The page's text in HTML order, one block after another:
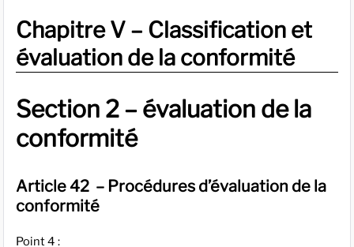
Chapitre V – Classification et
évaluation de la conformité
Section 2 – évaluation de la
conformité
Article 42 – Procédures d’évaluation de la
conformité
Point 4 :